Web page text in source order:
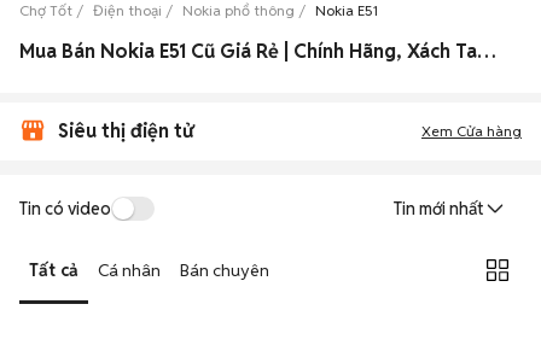
Chợ Tốt Điện thoại Nokia phổ thông Nokia E51
Mua Bán Nokia E51 Cũ Giá Rẻ | Chính Hãng, Xách Tay 2026
Siêu thị điện tử Xem Cửa hàng
Tin có video Tin mới nhất
Tất cả Cá nhân Bán chuyên